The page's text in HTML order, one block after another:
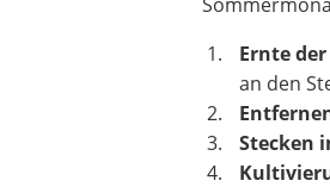
Ernte
an den
Stecken